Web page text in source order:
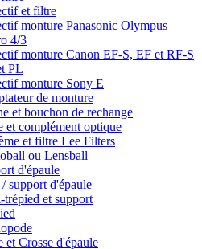
et filtre
monture Panasonic Olympus
4/3
monture Canon EF-S, EF et RF-S
PL
monture Sony E
de monture
et bouchon de rechange
et complément optique
et filtre Lee Filters
ou Lensball
d'épaule
support d'épaule
et support
et Crosse d'épaule